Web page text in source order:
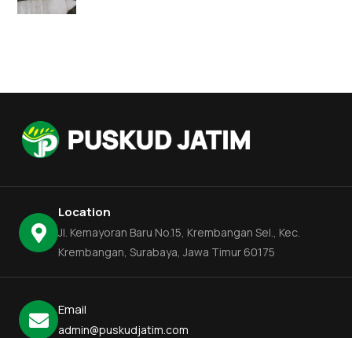
Location
Jl. Kemayoran Baru No.15, Krembangan Sel., Kec.
Krembangan, Surabaya, Jawa Timur 60175
Email
admin@puskudjatim.com